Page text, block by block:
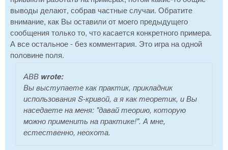
выводы делают, собрав частные случаи. Обратите
внимание, как Вы оставили от моего предыдущего
сообщения только то, что касается конкретного примера.
А все остальное - без комментария. Это игра на одной
половине поля.
АВВ wrote:
Вы выступаете как практик, прикладник
использования S-кривой, а я как теоретик, и Вы
наседаете на меня: "давай теорию, которую
можно применить на практике!". А мне,
естественно, неохота.